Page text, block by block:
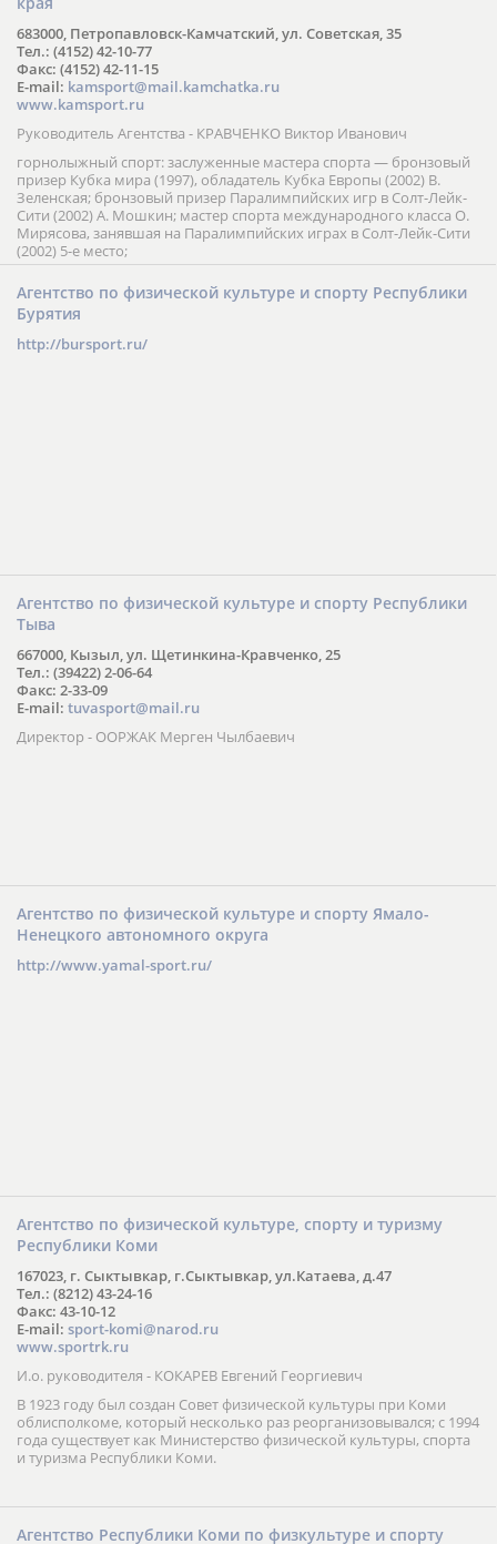
683000, Петропавловск-Камчатский, ул. Советская, 35
Тел.: (4152) 42-10-77
Факс: (4152) 42-11-15
E-mail: kamsport@mail.kamchatka.ru
www.kamsport.ru
Руководитель Агентства - КРАВЧЕНКО Виктор Иванович
горнолыжный спорт: заслуженные мастера спорта — бронзовый
призер Кубка мира (1997), обладатель Кубка Европы (2002) В.
Зеленская; бронзовый призер Паралимпийских игр в Солт-Лейк-
Сити (2002) А. Мошкин; мастер спорта международного класса О.
Мирясова, занявшая на Паралимпийских играх в Солт-Лейк-Сити
(2002) 5-е место;
Агентство по физической культуре и спорту Республики
Бурятия
http://bursport.ru/
Агентство по физической культуре и спорту Республики
Тыва
667000, Кызыл, ул. Щетинкина-Кравченко, 25
Тел.: (39422) 2-06-64
Факс: 2-33-09
E-mail: tuvasport@mail.ru
Директор - ООРЖАК Мерген Чылбаевич
Агентство по физической культуре и спорту Ямало-
Ненецкого автономного округа
http://www.yamal-sport.ru/
Агентство по физической культуре, спорту и туризму
Республики Коми
167023, г. Сыктывкар, г.Сыктывкар, ул.Катаева, д.47
Тел.: (8212) 43-24-16
Факс: 43-10-12
E-mail: sport-komi@narod.ru
www.sportrk.ru
И.о. руководителя - КОКАРЕВ Евгений Георгиевич
В 1923 году был создан Совет физической культуры при Коми
облисполкоме, который несколько раз реорганизовывался; с 1994
года существует как Министерство физической культуры, спорта
и туризма Республики Коми.
Агентство Республики Коми по физкультуре и спорту